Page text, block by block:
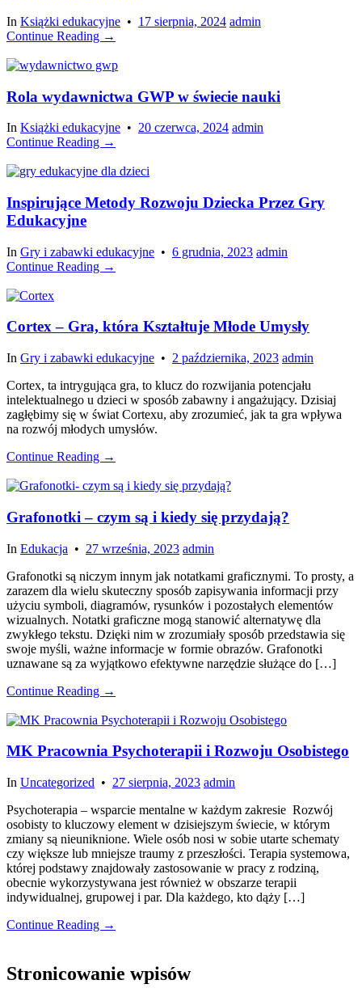
In Książki edukacyjne • 17 sierpnia, 2024 admin
Continue Reading →
Rola wydawnictwa GWP w świecie nauki
In Książki edukacyjne • 20 czerwca, 2024 admin
Continue Reading →
Inspirujące Metody Rozwoju Dziecka Przez Gry
Edukacyjne
In Gry i zabawki edukacyjne • 6 grudnia, 2023 admin
Continue Reading →
Cortex – Gra, która Kształtuje Młode Umysły
In Gry i zabawki edukacyjne • 2 października, 2023 admin
Cortex, ta intrygująca gra, to klucz do rozwijania potencjału
intelektualnego u dzieci w sposób zabawny i angażujący. Dzisiaj
zagłębimy się w świat Cortexu, aby zrozumieć, jak ta gra wpływa
na rozwój młodych umysłów.
Continue Reading →
Grafonotki – czym są i kiedy się przydają?
In Edukacja • 27 września, 2023 admin
Grafonotki są niczym innym jak notatkami graficznymi. To prosty, a
zarazem dla wielu skuteczny sposób zapisywania informacji przy
użyciu symboli, diagramów, rysunków i pozostałych elementów
wizualnych. Notatki graficzne mogą stanowić alternatywę dla
zwykłego tekstu. Dzięki nim w zrozumiały sposób przedstawia się
swoje myśli, ważne informacje w formie obrazów. Grafonotki
uznawane są za wyjątkowo efektywne narzędzie służące do […]
Continue Reading →
MK Pracownia Psychoterapii i Rozwoju Osobistego
In Uncategorized • 27 sierpnia, 2023 admin
Psychoterapia – wsparcie mentalne w każdym zakresie Rozwój
osobisty to kluczowy element w dzisiejszym świecie, w którym
zmiany są nieuniknione. Wiele osób nosi w sobie utarte schematy
czy większe lub mniejsze traumy z przeszłości. Terapia systemowa,
której podstawy znajdowały zastosowanie w pracy z rodziną,
obecnie wykorzystywana jest również w obszarze terapii
indywidualnej, grupowej i par. Dla każdego, kto dąży […]
Continue Reading →
Stronicowanie wpisów